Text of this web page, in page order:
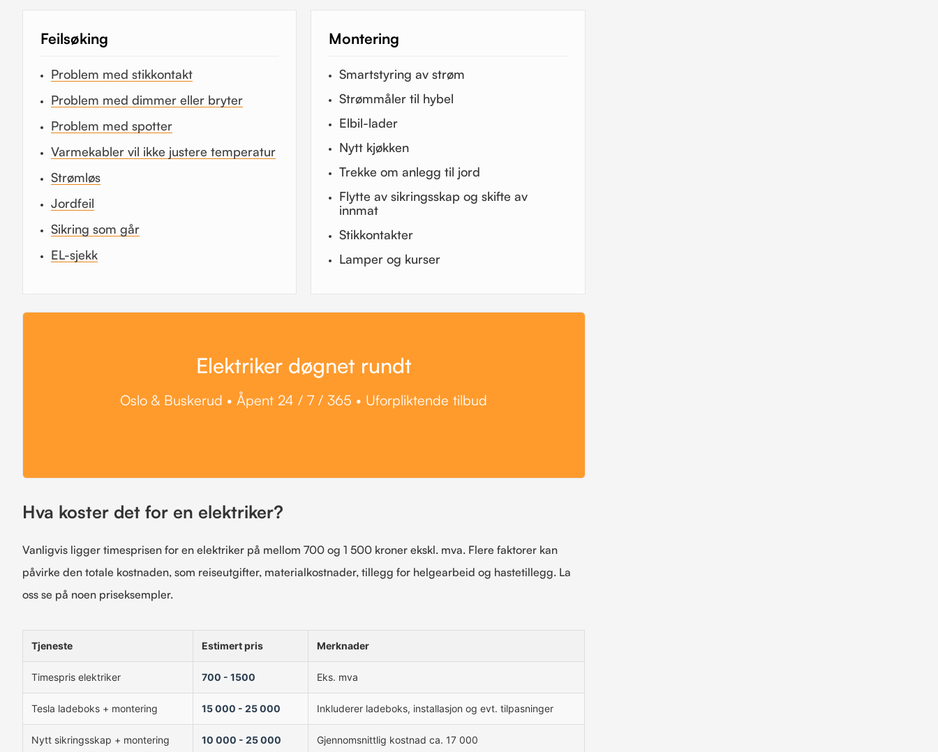
Feilsøking
Problem med stikkontakt
Problem med dimmer eller bryter
Problem med spotter
Varmekabler vil ikke justere temperatur
Strømløs
Jordfeil
Sikring som går
EL-sjekk
Montering
Smartstyring av strøm
Strømmåler til hybel
Elbil-lader
Nytt kjøkken
Trekke om anlegg til jord
Flytte av sikringsskap og skifte av
innmat
Stikkontakter
Lamper og kurser
Elektriker døgnet rundt
Oslo & Buskerud • Åpent 24 / 7 / 365 • Uforpliktende tilbud
Hva koster det for en elektriker?
Vanligvis ligger timesprisen for en elektriker på mellom 700 og 1 500 kroner ekskl. mva. Flere faktorer kan
påvirke den totale kostnaden, som reiseutgifter, materialkostnader, tillegg for helgearbeid og hastetillegg. La
oss se på noen priseksempler.
Tjeneste Estimert pris Merknader
Timespris elektriker 700 - 1500 Eks. mva
Tesla ladeboks + montering 15 000 - 25 000 Inkluderer ladeboks, installasjon og evt. tilpasninger
Nytt sikringsskap + montering 10 000 - 25 000 Gjennomsnittlig kostnad ca. 17 000